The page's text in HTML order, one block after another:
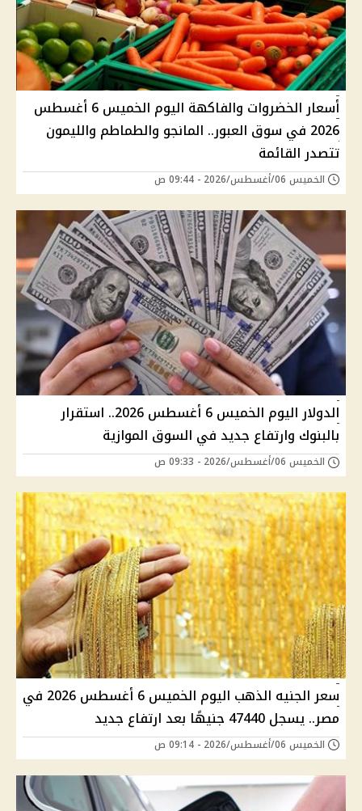
أسعار الخضروات والفاكهة اليوم الخميس 6 أغسطس
2026 في سوق العبور.. المانجو والطماطم والليمون
تتصدر القائمة
الخميس 06/أغسطس/2026 - 09:44 ص
الدولار اليوم الخميس 6 أغسطس 2026.. استقرار
بالبنوك وارتفاع جديد في السوق الموازية
الخميس 06/أغسطس/2026 - 09:33 ص
سعر الجنيه الذهب اليوم الخميس 6 أغسطس 2026 في
مصر.. يسجل 47440 جنيهًا بعد ارتفاع جديد
الخميس 06/أغسطس/2026 - 09:14 ص